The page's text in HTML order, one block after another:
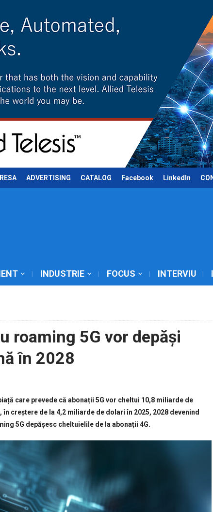
ADVERTISING CATALOG Facebook LinkedIn
INDUSTRIE FOCUS INTERVIU
roaming 5G vor depăși
în 2028
care prevede că abonații 5G vor cheltui 10,8 miliarde de
creștere de la 4,2 miliarde de dolari în 2025, 2028 devenind
5G depășesc cheltuielile de la abonații 4G.